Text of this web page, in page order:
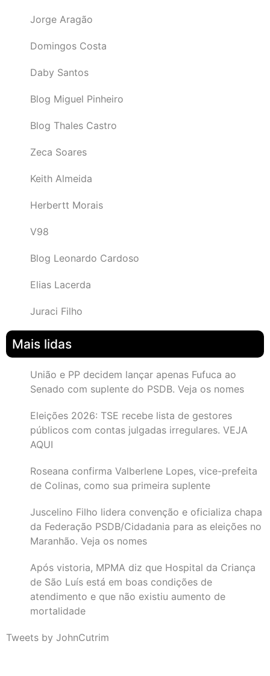
Jorge Aragão
Domingos Costa
Daby Santos
Blog Miguel Pinheiro
Blog Thales Castro
Zeca Soares
Keith Almeida
Herbertt Morais
V98
Blog Leonardo Cardoso
Elias Lacerda
Juraci Filho
Mais lidas
União e PP decidem lançar apenas Fufuca ao
Senado com suplente do PSDB. Veja os nomes
Eleições 2026: TSE recebe lista de gestores
públicos com contas julgadas irregulares. VEJA
AQUI
Roseana confirma Valberlene Lopes, vice-prefeita
de Colinas, como sua primeira suplente
Juscelino Filho lidera convenção e oficializa chapa
da Federação PSDB/Cidadania para as eleições no
Maranhão. Veja os nomes
Após vistoria, MPMA diz que Hospital da Criança
de São Luís está em boas condições de
atendimento e que não existiu aumento de
mortalidade
Tweets by JohnCutrim